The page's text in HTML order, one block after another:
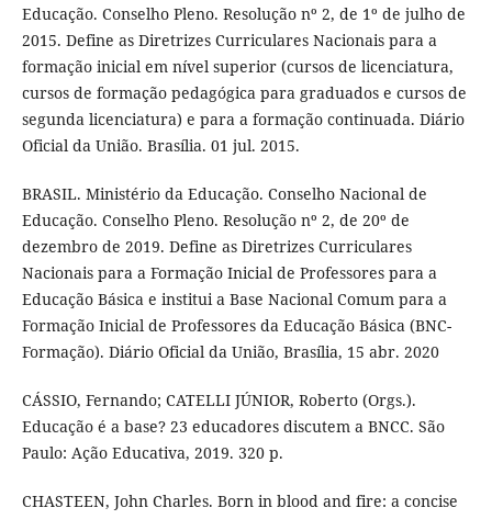
Educação. Conselho Pleno. Resolução nº 2, de 1º de julho de
2015. Define as Diretrizes Curriculares Nacionais para a
formação inicial em nível superior (cursos de licenciatura,
cursos de formação pedagógica para graduados e cursos de
segunda licenciatura) e para a formação continuada. Diário
Oficial da União. Brasília. 01 jul. 2015.
BRASIL. Ministério da Educação. Conselho Nacional de
Educação. Conselho Pleno. Resolução nº 2, de 20º de
dezembro de 2019. Define as Diretrizes Curriculares
Nacionais para a Formação Inicial de Professores para a
Educação Básica e institui a Base Nacional Comum para a
Formação Inicial de Professores da Educação Básica (BNC-
Formação). Diário Oficial da União, Brasília, 15 abr. 2020
CÁSSIO, Fernando; CATELLI JÚNIOR, Roberto (Orgs.).
Educação é a base? 23 educadores discutem a BNCC. São
Paulo: Ação Educativa, 2019. 320 p.
CHASTEEN, John Charles. Born in blood and fire: a concise